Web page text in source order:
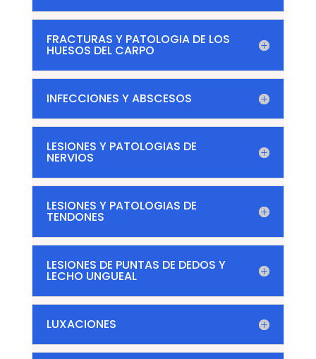
FRACTURAS Y PATOLOGIA DE LOS
HUESOS DEL CARPO
INFECCIONES Y ABSCESOS
LESIONES Y PATOLOGIAS DE
NERVIOS
LESIONES Y PATOLOGIAS DE
TENDONES
LESIONES DE PUNTAS DE DEDOS Y
LECHO UNGUEAL
LUXACIONES